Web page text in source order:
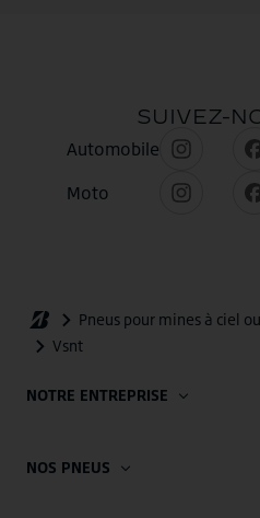
NOTRE ENTREPRISE
NOS PNEUS